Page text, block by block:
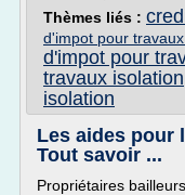
Thèmes liés :
d'impot pour
d'impot pour
travaux isolation
isolation
Les aides pour
Tout savoir ...
Propriétaires